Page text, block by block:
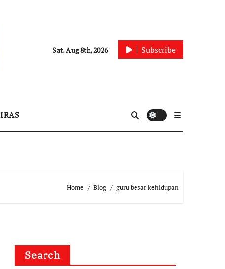
Sat. Aug 8th, 2026 Subscribe
IRAS
Home Blog guru besar kehidupan
Search